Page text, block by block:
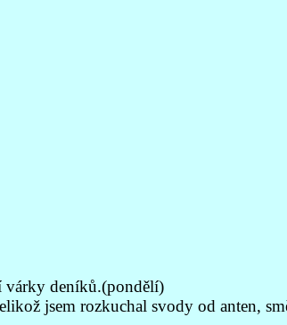
deníků.(pondělí)
jsem rozkuchal svody od anten,